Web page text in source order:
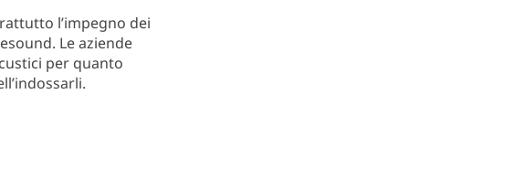
l’impegno dei
Le aziende
per quanto